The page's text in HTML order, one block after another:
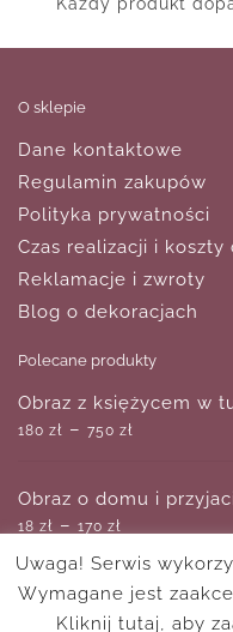
Każdy produkt
O sklepie
Dane kontaktowe
Regulamin zakupów
Polityka prywatności
Czas realizacji i koszty
Reklamacje i zwroty
Blog o dekoracjach
Polecane produkty
Obraz z księżycem w
180 zł – 750 zł
Obraz o domu i
18 zł – 170 zł
Plakat - Konik morski
– 170 zł
Uwaga! Serwis
Wymagane jest
Kliknij tutaj, aby